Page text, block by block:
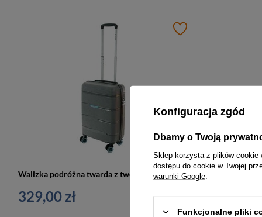
Walizka podróżna twarda z tworzywa unisex Dielle 170 50 AN kabinowa mała antracytowa
329,00 zł
Konfiguracja zgód
Dbamy o Twoją
Sklep korzysta z plików cookie
dostępu do cookie w Twojej
warunki Google
Funkcjonalne pliki